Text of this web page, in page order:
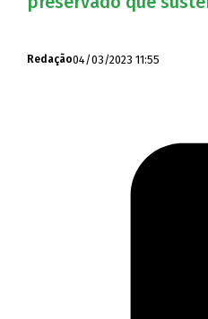
Redação04/03/2023 11:55